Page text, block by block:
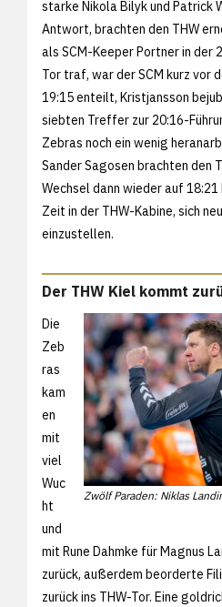
starke Nikola Bilyk und Patrick
Antwort, brachten den THW
als SCM-Keeper Portner in der
Tor traf, war der SCM kurz vor
19:15 enteilt, Kristjansson
siebten Treffer zur 20:16-
Zebras noch ein wenig
Sander Sagosen brachten den
Wechsel dann wieder auf
Zeit in der THW-Kabine, sich
einzustellen.
Der THW Kiel kommt
Zwölf Paraden: Niklas
Die
Zeb
ras
kam
en
mit
viel
Wuc
ht
und
mit Rune Dahmke für Magnus
zurück, außerdem beorderte
zurück ins THW-Tor. Eine